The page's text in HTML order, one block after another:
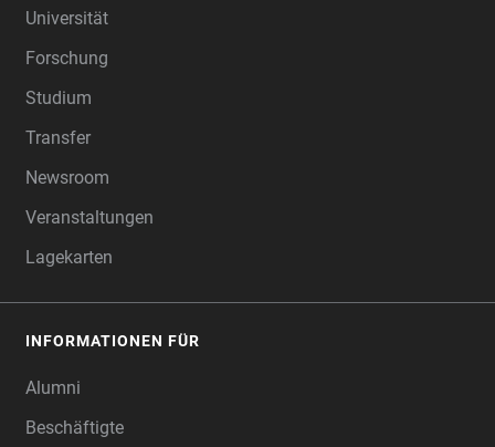
Universität
Forschung
Studium
Transfer
Newsroom
Veranstaltungen
Lagekarten
INFORMATIONEN FÜR
Alumni
Beschäftigte